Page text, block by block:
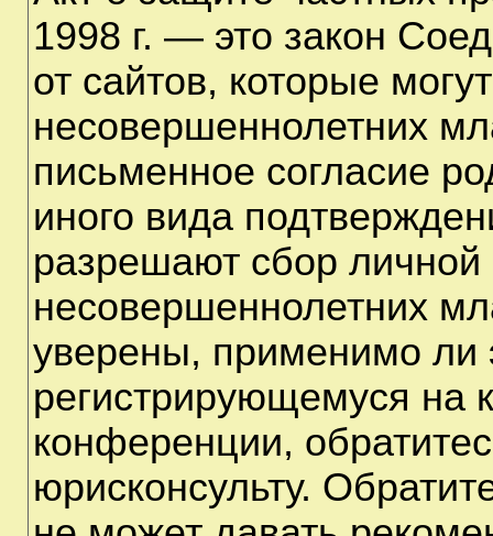
1998 г. — это закон
от сайтов, которые
несовершеннолетних
письменное согласие
иного вида
разрешают сбор
несовершеннолетних
уверены, применимо ли
регистрирующемуся на
конференции,
юрисконсульту.